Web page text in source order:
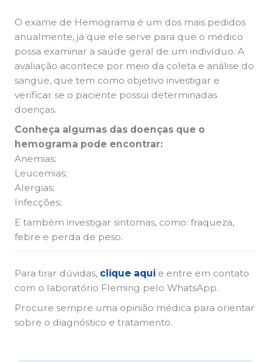
O exame de Hemograma é um dos mais pedidos
anualmente, já que ele serve para que o médico
possa examinar a saúde geral de um indivíduo. A
avaliação acontece por meio da coleta e análise do
sangue, que tem como objetivo investigar e
verificar se o paciente possui determinadas
doenças.
Conheça algumas das doenças que o
hemograma pode encontrar:
Anemias;
Leucemias;
Alergias;
Infecções;
E também investigar sintomas, como: fraqueza,
febre e perda de peso.
Para tirar dúvidas, clique aquie entre em contato
com o laboratório Fleming pelo WhatsApp.
Procure sempre uma opinião médica para orientar
sobre o diagnóstico e tratamento.